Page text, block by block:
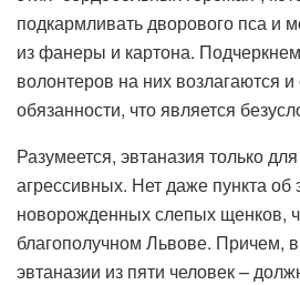
подкармливать дворового пса и
из фанеры и картона.
волонтеров на них возлагаются
обязанности, что является
Разумеется, эвтаназия только
агрессивных. Нет даже пункта об
новорожденных слепых щенков,
благополучном Львове. Причем,
эвтаназии из пяти человек –